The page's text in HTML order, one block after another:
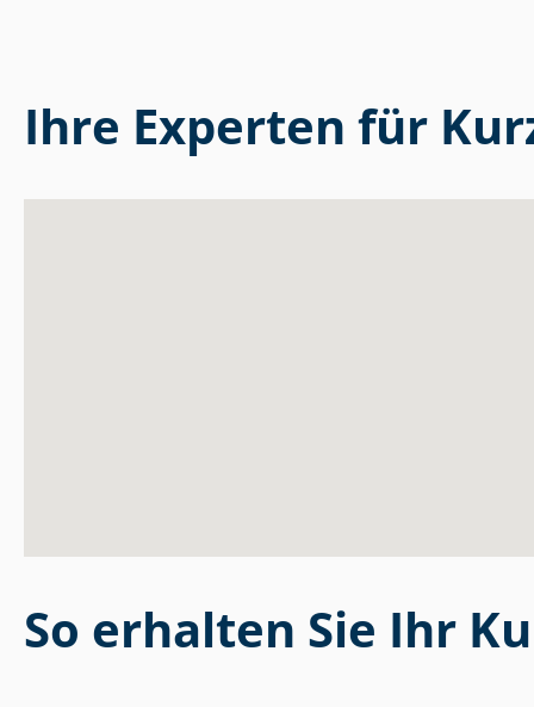
Ihre Experten für
So erhalten Sie Ihr